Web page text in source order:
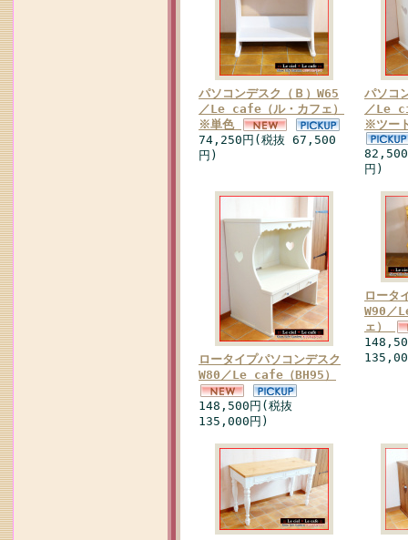
パソコンデスク（Ｂ）W65
／Le cafe（ル・カフェ）
※単色
74,250円(税抜 67,500
円)
パソコ
／Le
※ツー
円)
ロータイプパソコンデスク
W80／Le cafe（BH95）
148,500円(税抜
135,000円)
ロータ
W90／
ェ）